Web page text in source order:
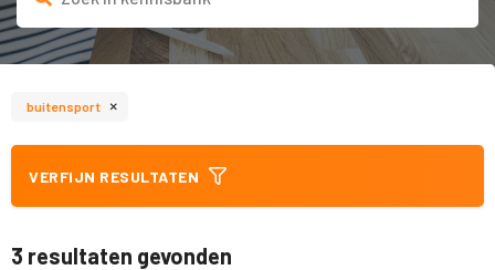
buitensport ×
VERFIJN RESULTATEN
3 resultaten gevonden